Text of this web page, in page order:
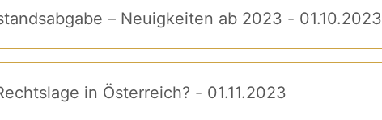
– Neuigkeiten ab 2023 - 01.10.2023
in Österreich? - 01.11.2023